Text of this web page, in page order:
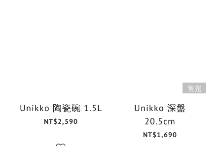
Unikko 陶瓷碗 1.5L
NT$2,590
售完
Unikko 深盤
20.5cm
NT$1,690